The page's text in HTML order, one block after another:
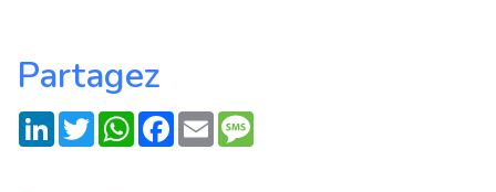
Partagez
LinkedInTwitterWhatsApp
Facebook
Email